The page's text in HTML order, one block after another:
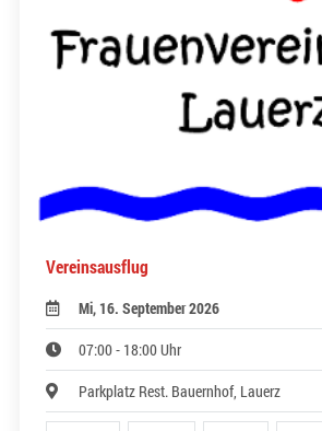
Vereinsausflug
Mi, 16. September 2026
07:00 - 18:00 Uhr
Parkplatz Rest. Bauernhof, Lauerz